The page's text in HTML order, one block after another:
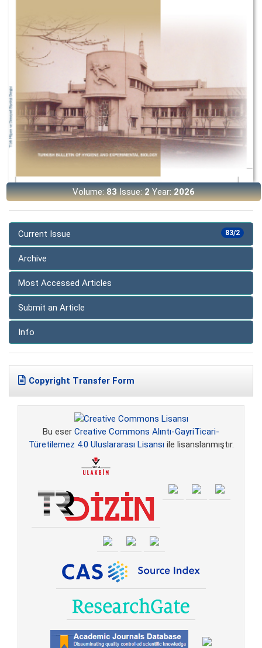
Volume:83Issue:2Year:2026
83/2
Current Issue
Archive
Most Accessed Articles
Submit an Article
Info
Copyright Transfer Form
Bu eser Creative Commons Alıntı-GayriTicari-
Türetilemez 4.0 Uluslararası Lisansı ile lisanslanmıştır.